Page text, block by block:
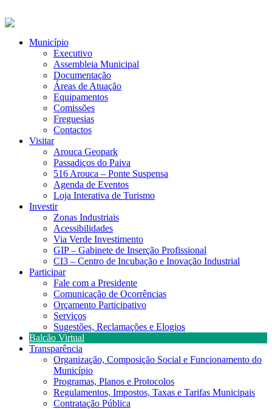
Município
Executivo
Assembleia Municipal
Documentação
Áreas de Atuação
Equipamentos
Comissões
Freguesias
Contactos
Visitar
Arouca Geopark
Passadiços do Paiva
516 Arouca – Ponte Suspensa
Agenda de Eventos
Loja Interativa de Turismo
Investir
Zonas Industriais
Acessibilidades
Via Verde Investimento
GIP – Gabinete de Inserção Profissional
CI3 – Centro de Incubação e Inovação Industrial
Participar
Fale com a Presidente
Comunicação de Ocorrências
Orçamento Participativo
Serviços
Sugestões, Reclamações e Elogios
Balcão Virtual
Transparência
Organização, Composição Social e Funcionamento do
Município
Programas, Planos e Protocolos
Regulamentos, Impostos, Taxas e Tarifas Municipais
Contratação Pública